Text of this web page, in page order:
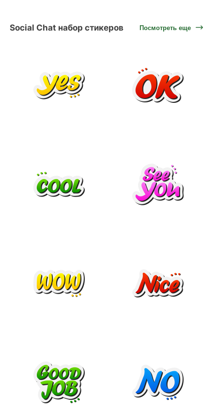
Social Chat набор стикеров Посмотреть еще